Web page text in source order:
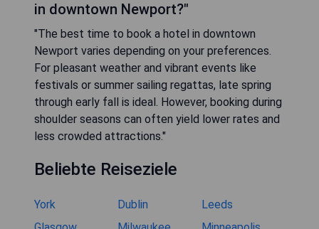
in downtown Newport?"
"The best time to book a hotel in downtown
Newport varies depending on your preferences.
For pleasant weather and vibrant events like
festivals or summer sailing regattas, late spring
through early fall is ideal. However, booking during
shoulder seasons can often yield lower rates and
less crowded attractions."
Beliebte Reiseziele
York Dublin
Leeds